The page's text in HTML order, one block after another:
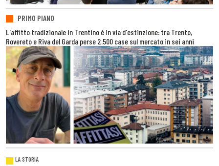
PRIMO PIANO
L'affitto tradizionale in Trentino è in via d'estinzione: tra Trento,
Rovereto e Riva del Garda perse 2.500 case sul mercato in sei anni
LA STORIA